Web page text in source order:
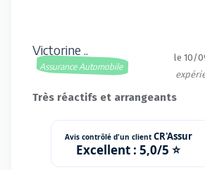
Victorine ..
Assurance Automobile
le 10/
Très réactifs et arrangeants
Avis contrôlé d'un client CR'Assur
Excellent : 5,0/5 ⭐